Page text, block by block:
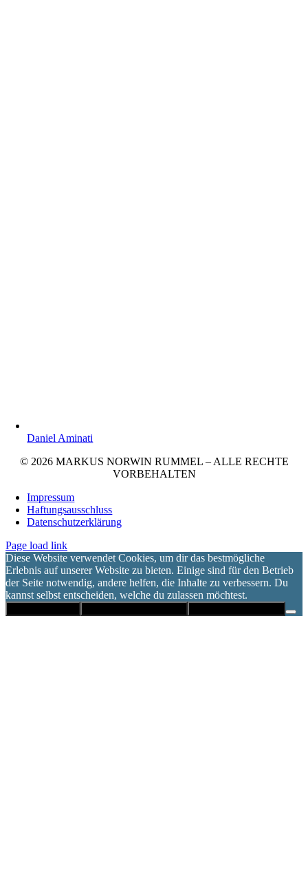
Daniel Aminati
© 2026 MARKUS NORWIN RUMMEL – ALLE RECHTE
VORBEHALTEN
Impressum
Haftungsausschluss
Datenschutzerklärung
Page load link
Diese Website verwendet Cookies, um dir das bestmögliche
Erlebnis auf unserer Website zu bieten. Einige sind für den Betrieb
der Seite notwendig, andere helfen, die Inhalte zu verbessern. Du
kannst selbst entscheiden, welche du zulassen möchtest.